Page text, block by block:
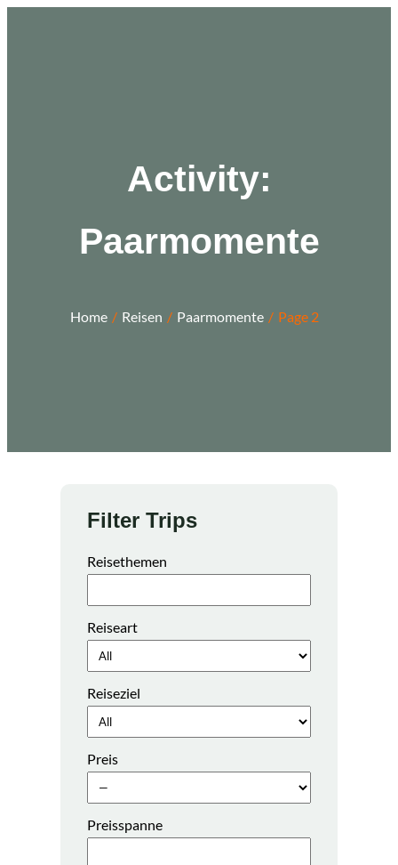
Activity:
Paarmomente
Home Reisen Paarmomente Page 2
Filter Trips
Reisethemen
Reiseart
Reiseziel
Preis
Preisspanne